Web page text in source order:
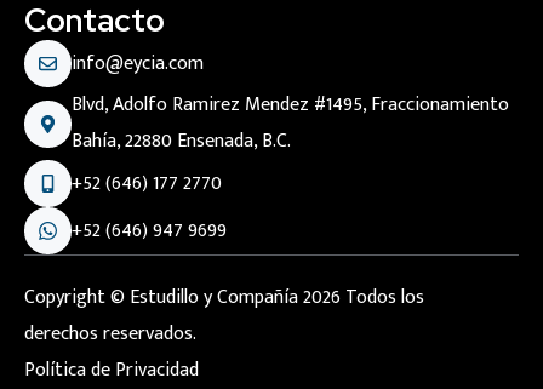
Contacto
info@eycia.com
Blvd, Adolfo Ramirez Mendez #1495, Fraccionamiento
Bahía, 22880 Ensenada, B.C.
+52 (646) 177 2770
+52 (646) 947 9699
Copyright © Estudillo y Compañía 2026 Todos los
derechos reservados.
Política de Privacidad